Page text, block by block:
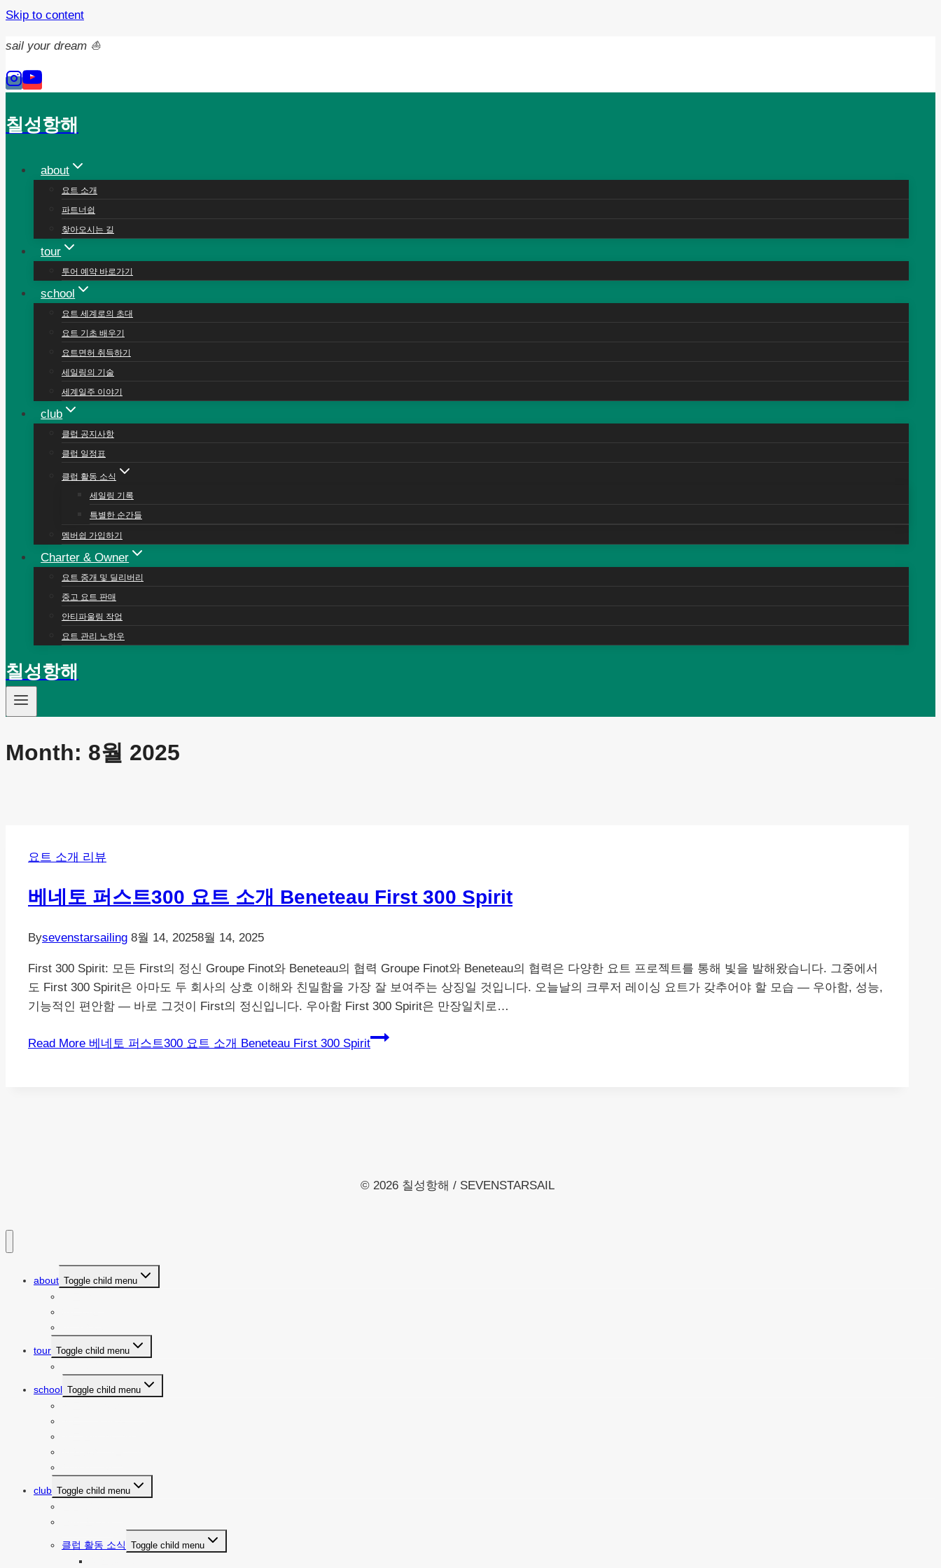
Skip to content
sail your dream ⛵️
칠성항해
about
요트 소개
파트너쉽
찾아오시는 길
tour
투어 예약 바로가기
school
요트 세계로의 초대
요트 기초 배우기
요트면허 취득하기
세일링의 기술
세계일주 이야기
club
클럽 공지사항
클럽 일정표
클럽 활동 소식
세일링 기록
특별한 순간들
멤버쉽 가입하기
Charter & Owner
요트 중개 및 딜리버리
중고 요트 판매
안티파울링 작업
요트 관리 노하우
칠성항해
Month: 8월 2025
요트 소개 리뷰
베네토 퍼스트300 요트 소개 Beneteau First 300 Spirit
Bysevenstarsailing 8월 14, 20258월 14, 2025
First 300 Spirit: 모든 First의 정신 Groupe Finot와 Beneteau의 협력 Groupe Finot와 Beneteau의 협력은 다양한 요트 프로젝트를 통해 빛을 발해왔습니다. 그중에서
도 First 300 Spirit은 아마도 두 회사의 상호 이해와 친밀함을 가장 잘 보여주는 상징일 것입니다. 오늘날의 크루저 레이싱 요트가 갖추어야 할 모습 — 우아함, 성능,
기능적인 편안함 — 바로 그것이 First의 정신입니다. 우아함 First 300 Spirit은 만장일치로…
Read More 베네토 퍼스트300 요트 소개 Beneteau First 300 Spirit
© 2026 칠성항해 / SEVENSTARSAIL
about Toggle child menu
tour Toggle child menu
school Toggle child menu
club Toggle child menu
클럽 활동 소식 Toggle child menu